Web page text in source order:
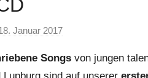
Januar 2017
n
Songs von jungen